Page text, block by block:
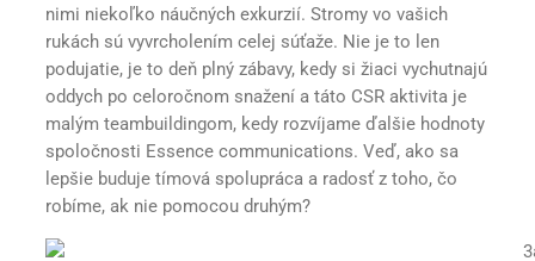
nimi niekoľko náučných exkurzií. Stromy vo vašich
rukách sú vyvrcholením celej súťaže. Nie je to len
podujatie, je to deň plný zábavy, kedy si žiaci vychutnajú
oddych po celoročnom snažení a táto CSR aktivita je
malým teambuildingom, kedy rozvíjame ďalšie hodnoty
spoločnosti Essence communications. Veď, ako sa
lepšie buduje tímová spolupráca a radosť z toho, čo
robíme, ak nie pomocou druhým?